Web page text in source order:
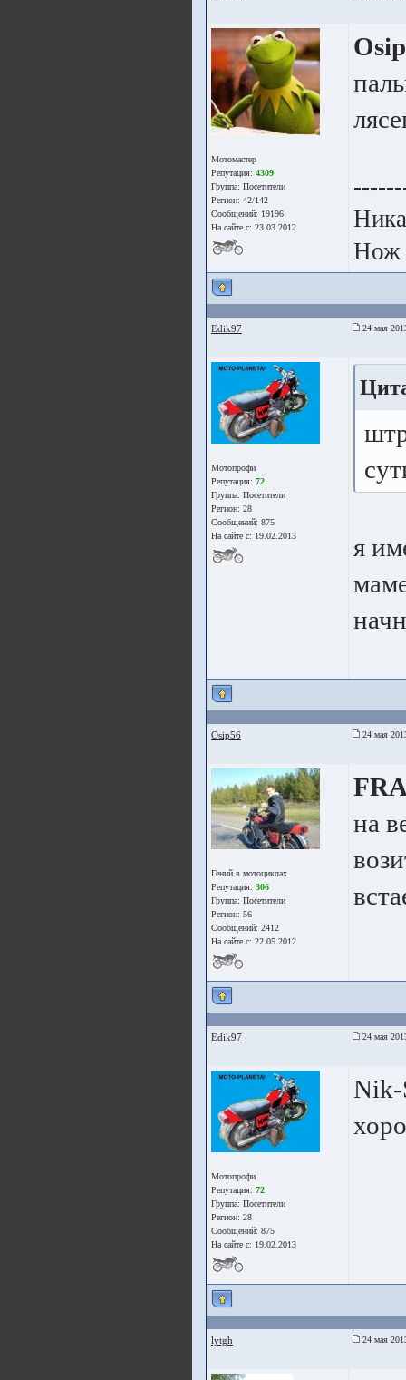
Мотомастер
Репутация: 4309
Группа: Посетители
Регион: 42/142
Сообщений: 19196
На сайте с: 23.03.2012
Нож
Edik97 24 мая
Мотопрофи
Репутация: 72
Группа: Посетители
Регион: 28
Сообщений: 875
На сайте с: 19.02.2013
я
Osip56 24 мая
Гений в мотоциклах
Репутация: 306
Группа: Посетители
Регион: 56
Сообщений: 2412
На сайте с: 22.05.2012
на
Edik97 24 мая
Мотопрофи
Репутация: 72
Группа: Посетители
Регион: 28
Сообщений: 875
На сайте с: 19.02.2013
Nik-
lytgh 24 мая